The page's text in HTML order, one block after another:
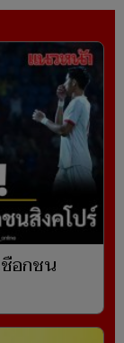
อกชน